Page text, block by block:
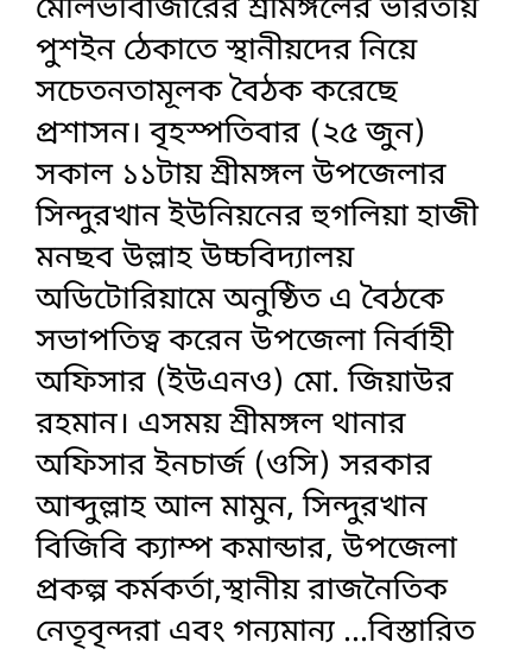
মৌলভীবাজারের শ্রীমঙ্গলের ভারতীয়
পুশইন ঠেকাতে স্থানীয়দের নিয়ে
সচেতনতামূলক বৈঠক করেছে
প্রশাসন। বৃহস্পতিবার (২৫ জুন)
সকাল ১১টায় শ্রীমঙ্গল উপজেলার
সিন্দুরখান ইউনিয়নের হুগলিয়া হাজী
মনছব উল্লাহ উচ্চবিদ্যালয়
অডিটোরিয়ামে অনুষ্ঠিত এ বৈঠকে
সভাপতিত্ব করেন উপজেলা নির্বাহী
অফিসার (ইউএনও) মো. জিয়াউর
রহমান। এসময় শ্রীমঙ্গল থানার
অফিসার ইনচার্জ (ওসি) সরকার
আব্দুল্লাহ আল মামুন, সিন্দুরখান
বিজিবি ক্যাম্প কমান্ডার, উপজেলা
প্রকল্প কর্মকর্তা,স্থানীয় রাজনৈতিক
নেতৃবৃন্দরা এবং গন্যমান্য ...বিস্তারিত